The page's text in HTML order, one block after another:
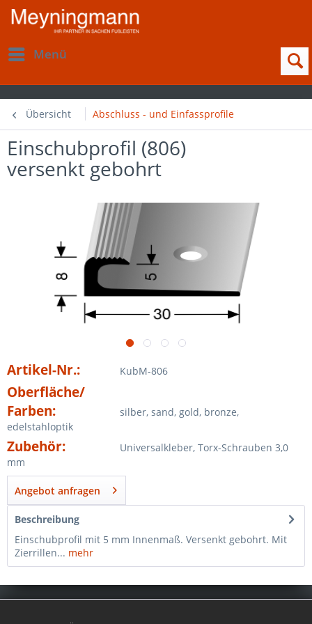
Menü
Übersicht Abschluss - und Einfassprofile
Einschubprofil (806)
versenkt gebohrt
Artikel-Nr.: KubM-806
Oberfläche/
Farben:
silber, sand, gold, bronze,
edelstahloptik
Zubehör:
Universalkleber, Torx-Schrauben 3,0
mm
Angebot anfragen
Beschreibung
Einschubprofil mit 5 mm Innenmaß. Versenkt gebohrt. Mit
Zierrillen... mehr